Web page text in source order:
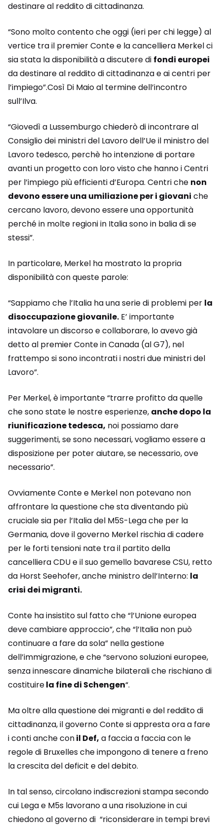
destinare al reddito di cittadinanza.
“Sono molto contento che oggi (ieri per chi legge) al
vertice tra il premier Conte e la cancelliera Merkel ci
sia stata la disponibilità a discutere di fondi europei
da destinare al reddito di cittadinanza e ai centri per
l’impiego”.Così Di Maio al termine dell’incontro
sull’Ilva.
“Giovedì a Lussemburgo chiederò di incontrare al
Consiglio dei ministri del Lavoro dell’Ue il ministro del
Lavoro tedesco, perchè ho intenzione di portare
avanti un progetto con loro visto che hanno i Centri
per l’impiego più efficienti d’Europa. Centri che non
devono essere una umiliazione per i giovani che
cercano lavoro, devono essere una opportunità
perché in molte regioni in Italia sono in balia di se
stessi”.
In particolare, Merkel ha mostrato la propria
disponibilità con queste parole:
“Sappiamo che l’Italia ha una serie di problemi per la
disoccupazione giovanile. E’ importante
intavolare un discorso e collaborare, lo avevo già
detto al premier Conte in Canada (al G7), nel
frattempo si sono incontrati i nostri due ministri del
Lavoro”.
Per Merkel, è importante “trarre profitto da quelle
che sono state le nostre esperienze, anche dopo la
riunificazione tedesca, noi possiamo dare
suggerimenti, se sono necessari, vogliamo essere a
disposizione per poter aiutare, se necessario, ove
necessario”.
Ovviamente Conte e Merkel non potevano non
affrontare la questione che sta diventando più
cruciale sia per l’Italia del M5S-Lega che per la
Germania, dove il governo Merkel rischia di cadere
per le forti tensioni nate tra il partito della
cancelliera CDU e il suo gemello bavarese CSU, retto
da Horst Seehofer, anche ministro dell’Interno: la
crisi dei migranti.
Conte ha insistito sul fatto che “l’Unione europea
deve cambiare approccio”, che “l’Italia non può
continuare a fare da sola” nella gestione
dell’immigrazione, e che “servono soluzioni europee,
senza innescare dinamiche bilaterali che rischiano di
costituirela fine di Schengen“.
Ma oltre alla questione dei migranti e del reddito di
cittadinanza, il governo Conte si appresta ora a fare
i conti anche conil Def, a faccia a faccia con le
regole di Bruxelles che impongono di tenere a freno
la crescita del deficit e del debito.
In tal senso, circolano indiscrezioni stampa secondo
cui Lega e M5s lavorano a una risoluzione in cui
chiedono al governo di “riconsiderare in tempi brevi